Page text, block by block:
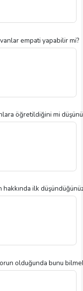
empati yapabilir mi?
öğretildiğini mi
ilk
olduğunda bunu